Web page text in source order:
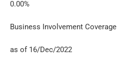
0.00%
Business Involvement Coverage
as of 16/Dec/2022